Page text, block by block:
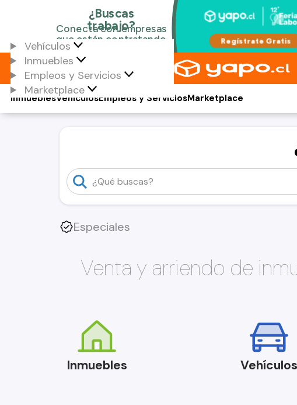
Vehículos
Inmuebles
Empleos y Servicios
Marketplace
Vehículos
Inmuebles Empleos y ServiciosMarketplace
Especiales
Venta y arriendo de
Inmuebles Vehículos